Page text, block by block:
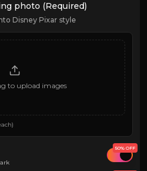
photo (Required)
Disney Pixar style
to upload images
50% OFF